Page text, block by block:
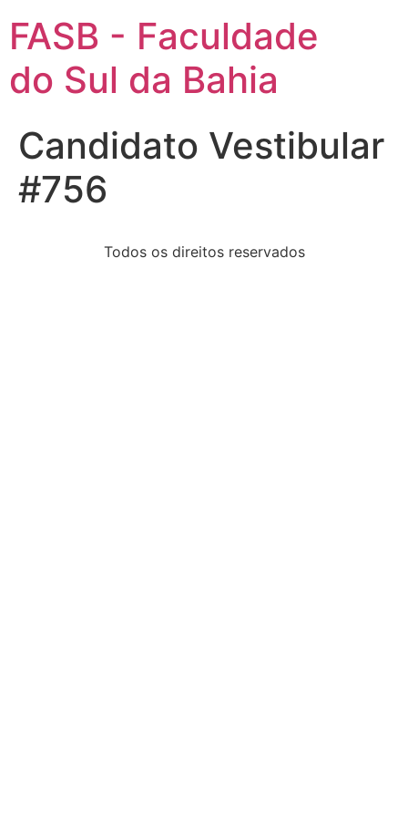
FASB - Faculdade
do Sul da Bahia
Candidato Vestibular
#756
Todos os direitos reservados